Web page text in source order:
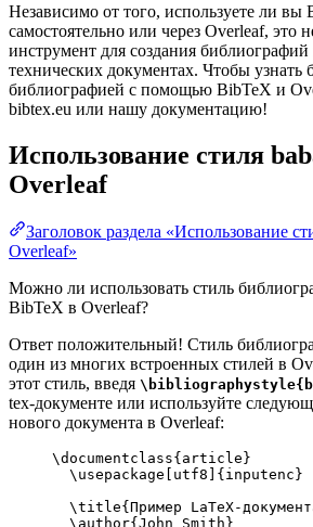
Независимо от того, используете ли вы
самостоятельно или через Overleaf, это
инструмент для создания
технических документах. Чтобы узнать
библиографией с помощью BibTeX и
bibtex.eu или нашу документацию!
Использование стиля
Overleaf
Заголовок раздела «Использование
Overleaf»
Можно ли использовать стиль
BibTeX в Overleaf?
Ответ положительный! Стиль
один из многих встроенных стилей в
этот стиль, введя
tex-документе или используйте
нового документа в Overleaf:
\documentclass{ article }
\usepackage
utf8 ]{ inputenc }
\title{Пример LaTeX-
\author{John Smith}